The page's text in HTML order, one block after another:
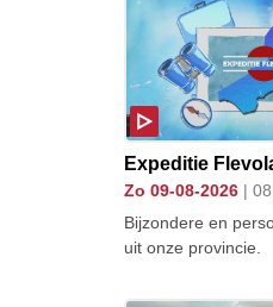
Expeditie
zo 09-08-2026 |
Bijzondere en
uit onze provincie.